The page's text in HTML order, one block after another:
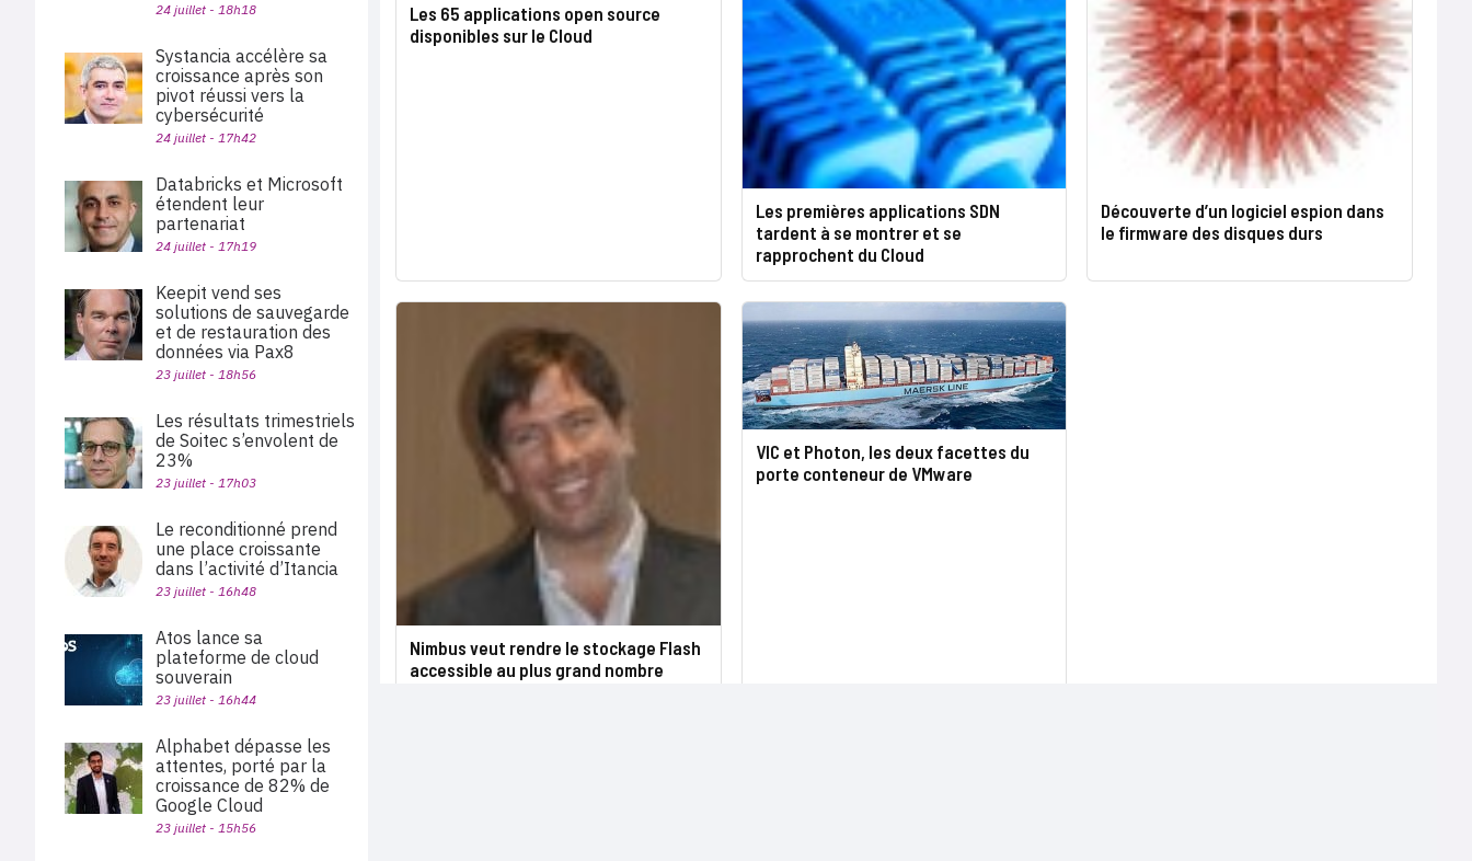
Les 65 applications open source
disponibles sur le Cloud
Les premières applications SDN
tardent à se montrer et se
rapprochent du Cloud
Découverte d’un logiciel espion dans
le firmware des disques durs
Nimbus veut rendre le stockage Flash
accessible au plus grand nombre
VIC et Photon, les deux facettes du
porte conteneur de VMware
24 juillet - 18h18
Systancia accélère sa
croissance après son
pivot réussi vers la
cybersécurité
24 juillet - 17h42
Databricks et Microsoft
étendent leur
partenariat
24 juillet - 17h19
Keepit vend ses
solutions de sauvegarde
et de restauration des
données via Pax8
23 juillet - 18h56
Les résultats trimestriels
de Soitec s’envolent de
23%
23 juillet - 17h03
Le reconditionné prend
une place croissante
dans l’activité d’Itancia
23 juillet - 16h48
Atos lance sa
plateforme de cloud
souverain
23 juillet - 16h44
Alphabet dépasse les
attentes, porté par la
croissance de 82% de
Google Cloud
23 juillet - 15h56